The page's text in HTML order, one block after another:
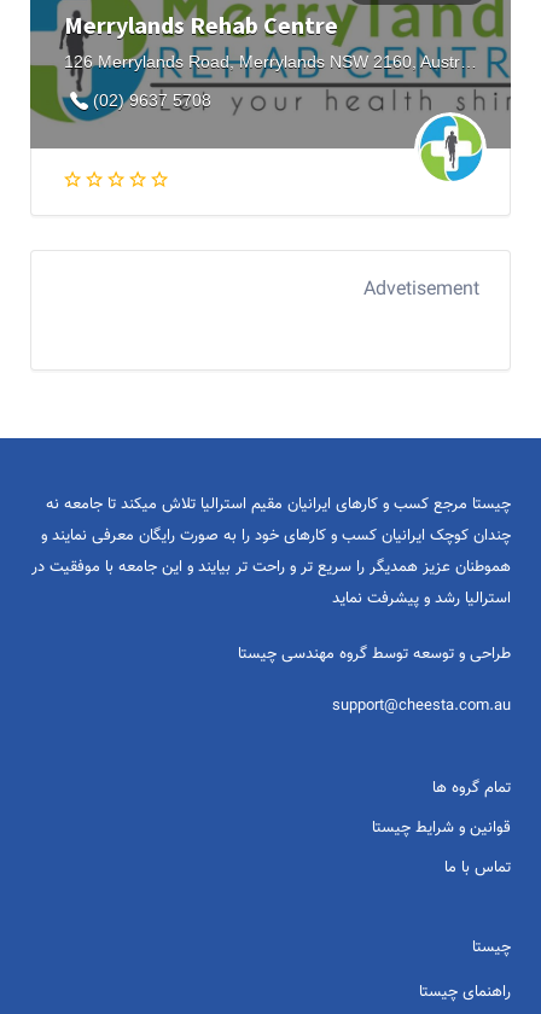
Merrylands Rehab Centre
(02) 9637 5708
Advetisement
چیستا مرجع کسب و کارهای ایرانیان مقیم استرالیا تلاش میکند تا جامعه نه
چندان کوچک ایرانیان کسب و کارهای خود را به صورت رایگان معرفی نمایند و
هموطنان عزیز همدیگر را سریع تر و راحت تر بیایند و این جامعه با موفقیت در
استرالیا رشد و پیشرفت نماید
طراحی و توسعه توسط گروه مهندسی چیستا
support@cheesta.com.au
تمام گروه ها
قوانین و شرایط چیستا
تماس با ما
چیستا
راهنمای چیستا